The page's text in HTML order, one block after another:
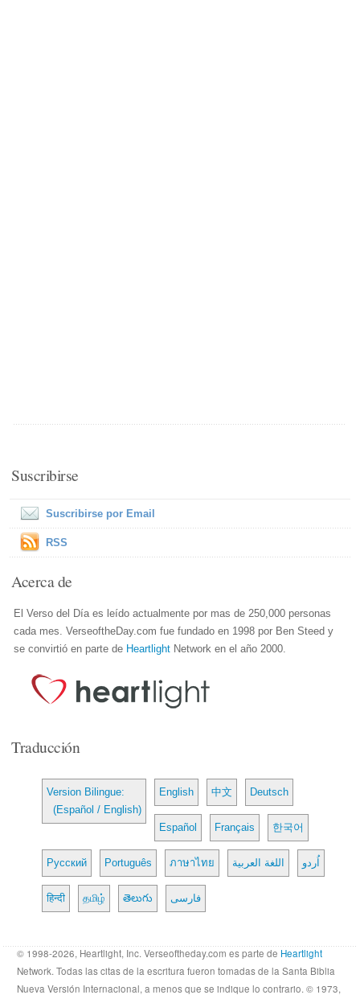
Suscribirse
Suscribirse por Email
RSS
Acerca de
El Verso del Día es leído actualmente por mas de 250,000 personas
cada mes. VerseoftheDay.com fue fundado en 1998 por Ben Steed y
se convirtió en parte de Heartlight Network en el año 2000.
Traducción
Version Bilingue:
(Español / English)
English 中文 Deutsch
Español Français 한국어
Русский Português ภาษาไทย اللغة العربية اُردو
हिन्दी தமிழ் తెలుగు فارسی
© 1998-2026, Heartlight, Inc. Verseoftheday.com es parte de Heartlight
Network. Todas las citas de la escritura fueron tomadas de la Santa Biblia
Nueva Versión Internacional, a menos que se indique lo contrario. © 1973,